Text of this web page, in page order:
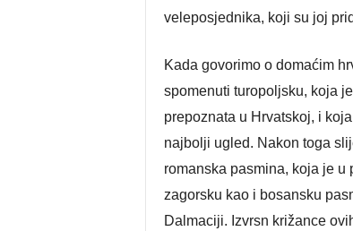
veleposjednika, koji su joj
Kada govorimo o domaćim
spomenuti turopoljsku, koja
prepoznata u Hrvatskoj, i
najbolji ugled. Nakon toga
romanska pasmina, koja je
zagorsku kao i bosansku
Dalmaciji. Izvrsn križance